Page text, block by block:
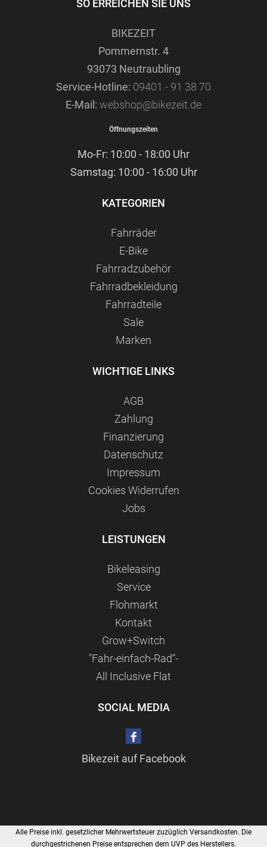
SO ERREICHEN SIE UNS
BIKEZEIT
Pommernstr. 4
93073 Neutraubling
Service-Hotline: 09401 - 91 38 70
E-Mail: webshop@bikezeit.de
Öffnungszeiten
Mo-Fr: 10:00 - 18:00 Uhr
Samstag: 10:00 - 16:00 Uhr
KATEGORIEN
Fahrräder
E-Bike
Fahrradzubehör
Fahrradbekleidung
Fahrradteile
Sale
Marken
WICHTIGE LINKS
AGB
Zahlung
Finanzierung
Datenschutz
Impressum
Сookies Widerrufen
Jobs
LEISTUNGEN
Bikeleasing
Service
Flohmarkt
Kontakt
Grow+Switch
"Fahr-einfach-Rad“-
All Inclusive Flat
SOCIAL MEDIA
Bikezeit auf Facebook
Alle Preise inkl. gesetzlicher Mehrwertsteuer zuzüglich Versandkosten. Die
durchgestrichenen Preise entsprechen dem UVP des Herstellers.